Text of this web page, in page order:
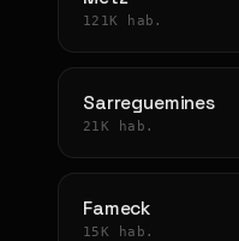
121K hab.
Sarreguemines
21K hab.
Fameck
15K hab.